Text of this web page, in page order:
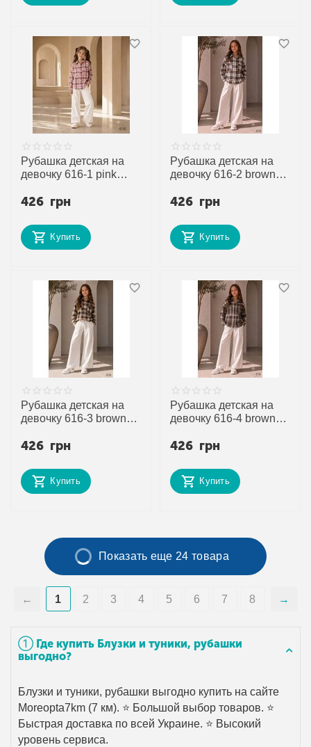
➀ Где купить Блузки и туники, рубашки
выгодно?
Блузки и туники, рубашки выгодно купить на сайте
Moreopta7km (7 км). ⭐ Большой выбор товаров. ⭐
Быстрая доставка по всей Украине. ⭐ Высокий
уровень сервиса.
Рубашка детская на
девочку 616-1 pink
недорого оптом от
426 грн
Купить
Рубашка детская на
девочку 616-2 brown
недорого оптом от
426 грн
Купить
Рубашка детская на
девочку 616-3 brown
недорого оптом от
426 грн
Купить
Рубашка детская на
девочку 616-4 brown
недорого оптом от
426 грн
Купить
Показать еще 24 товара
1 2 3 4 5 6 7 8